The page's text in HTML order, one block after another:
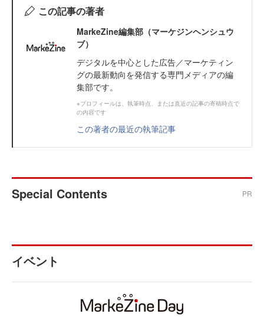
この記事の著者
MarkeZine編集部（マーケジンヘンシュウ
ブ）
デジタルを中心とした広告／マーケティン
グの最新動向を発信する専門メディアの編
集部です。
※プロフィールは、執筆時点、または直近の記事の寄稿時点で
の内容です
この著者の最近の執筆記事
Special Contents PR
イベント